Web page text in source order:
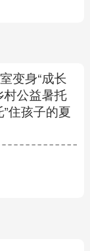
变身“成长
村公益暑托
”住孩子的夏